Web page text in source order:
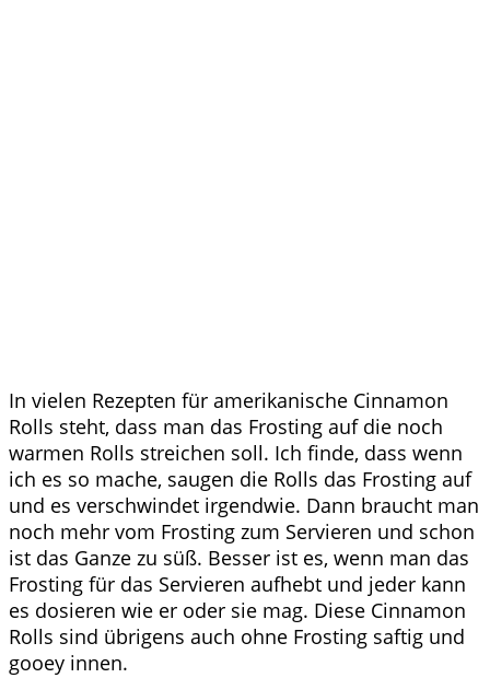
In vielen Rezepten für amerikanische Cinnamon
Rolls steht, dass man das Frosting auf die noch
warmen Rolls streichen soll. Ich finde, dass wenn
ich es so mache, saugen die Rolls das Frosting auf
und es verschwindet irgendwie. Dann braucht man
noch mehr vom Frosting zum Servieren und schon
ist das Ganze zu süß. Besser ist es, wenn man das
Frosting für das Servieren aufhebt und jeder kann
es dosieren wie er oder sie mag. Diese Cinnamon
Rolls sind übrigens auch ohne Frosting saftig und
gooey innen.